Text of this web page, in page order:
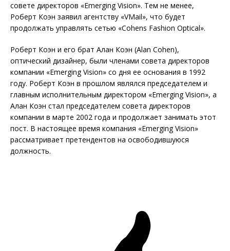
совете директоров «Emerging Vision». Тем не менее,
Роберт Коэн заявил агентству «VMail», что будет
продолжать управлять сетью «Cohens Fashion Optical».
Роберт Коэн и его брат Алан Коэн (Alan Cohen),
оптический дизайнер, были членами совета директоров
компании «Emerging Vision» со дня ее основания в 1992
году. Роберт Коэн в прошлом являлся председателем и
главным исполнительным директором «Emerging Vision», а
Алан Коэн стал председателем совета директоров
компании в марте 2002 года и продолжает занимать этот
пост. В настоящее время компания «Emerging Vision»
рассматривает претендентов на освободившуюся
должность.